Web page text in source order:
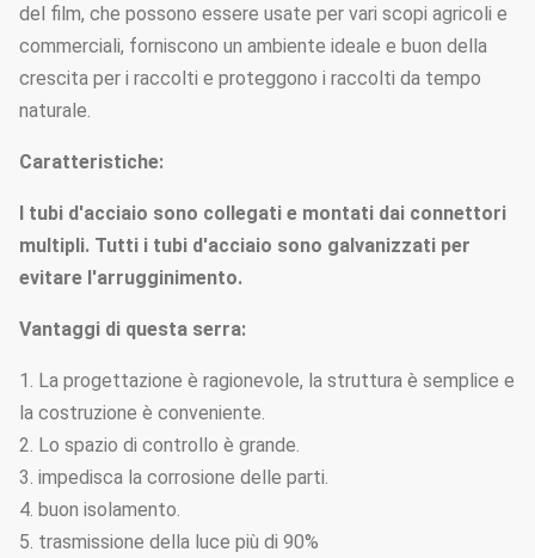
del film, che possono essere usate per vari scopi agricoli e
commerciali, forniscono un ambiente ideale e buon della
crescita per i raccolti e proteggono i raccolti da tempo
naturale.
Caratteristiche:
I tubi d'acciaio sono collegati e montati dai connettori
multipli. Tutti i tubi d'acciaio sono galvanizzati per
evitare l'arrugginimento.
Vantaggi di questa serra:
1. La progettazione è ragionevole, la struttura è semplice e
la costruzione è conveniente.
2. Lo spazio di controllo è grande.
3. impedisca la corrosione delle parti.
4. buon isolamento.
5. trasmissione della luce più di 90%